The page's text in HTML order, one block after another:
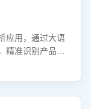
应用，通过大语
精准识别产品质
，从根本上降低